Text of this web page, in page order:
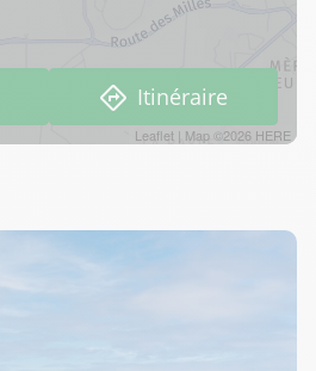
Leaflet | Map ©2026 HERE
Itinéraire